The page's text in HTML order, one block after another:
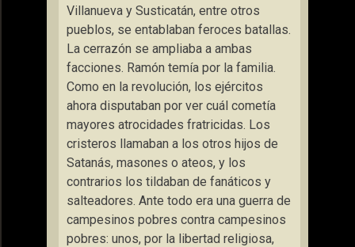
Villanueva y Susticatán, entre otros
pueblos, se entablaban feroces batallas.
La cerrazón se ampliaba a ambas
facciones. Ramón temía por la familia.
Como en la revolución, los ejércitos
ahora disputaban por ver cuál cometía
mayores atrocidades fratricidas. Los
cristeros llamaban a los otros hijos de
Satanás, masones o ateos, y los
contrarios los tildaban de fanáticos y
salteadores. Ante todo era una guerra de
campesinos pobres contra campesinos
pobres: unos, por la libertad religiosa,